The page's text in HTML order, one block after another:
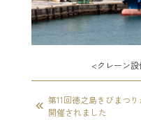
<クレーン設
第11回徳之島きびまつり
開催されました